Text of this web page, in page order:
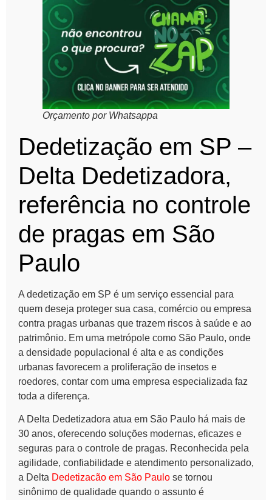
Orçamento por Whatsappa
Dedetização em SP –
Delta Dedetizadora,
referência no controle
de pragas em São
Paulo
A dedetização em SP é um serviço essencial para
quem deseja proteger sua casa, comércio ou empresa
contra pragas urbanas que trazem riscos à saúde e ao
patrimônio. Em uma metrópole como São Paulo, onde
a densidade populacional é alta e as condições
urbanas favorecem a proliferação de insetos e
roedores, contar com uma empresa especializada faz
toda a diferença.
A Delta Dedetizadora atua em São Paulo há mais de
30 anos, oferecendo soluções modernas, eficazes e
seguras para o controle de pragas. Reconhecida pela
agilidade, confiabilidade e atendimento personalizado,
a Delta Dedetizacão em São Paulo se tornou
sinônimo de qualidade quando o assunto é